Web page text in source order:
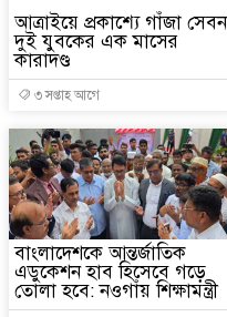
আত্রাইয়ে প্রকাশ্যে গাঁজা
দুই যুবকের এক মাসের
কারাদণ্ড
৩ সপ্তাহ আগে
বাংলাদেশকে আন্তর্জাতিক
এডুকেশন হাব হিসেবে গড়ে
তোলা হবে: নওগাঁয় শিক্ষামন্ত্রী